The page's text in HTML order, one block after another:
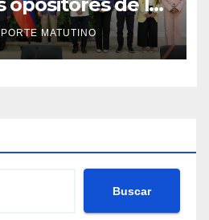
opositores de la
MATUTINO
Buscar